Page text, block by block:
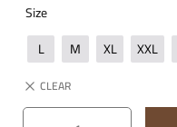
Size
L
M XL XXL
CLEAR